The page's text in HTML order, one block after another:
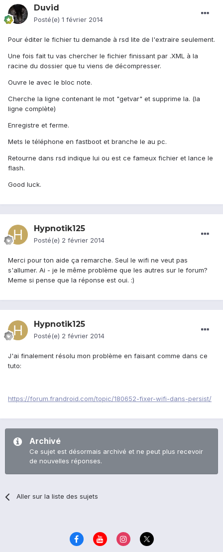
Duvid
Posté(e) 1 février 2014
Pour éditer le fichier tu demande à rsd lite de l'extraire seulement.
Une fois fait tu vas chercher le fichier finissant par .XML à la
racine du dossier que tu viens de décompresser.
Ouvre le avec le bloc note.
Cherche la ligne contenant le mot "getvar" et supprime la. (la
ligne complète)
Enregistre et ferme.
Mets le téléphone en fastboot et branche le au pc.
Retourne dans rsd indique lui ou est ce fameux fichier et lance le
flash.
Good luck.
Hypnotik125
Posté(e) 2 février 2014
Merci pour ton aide ça remarche. Seul le wifi ne veut pas
s'allumer. Ai - je le même problème que les autres sur le forum?
Meme si pense que la réponse est oui. :)
Hypnotik125
Posté(e) 2 février 2014
J'ai finalement résolu mon problème en faisant comme dans ce
tuto:
https://forum.frandroid.com/topic/180652-fixer-wifi-dans-persist/
Archivé
Ce sujet est désormais archivé et ne peut plus recevoir
de nouvelles réponses.
Aller sur la liste des sujets